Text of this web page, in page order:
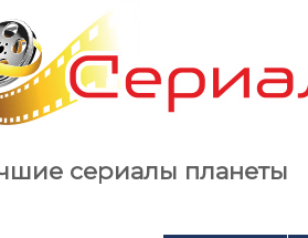
сериалы планеты